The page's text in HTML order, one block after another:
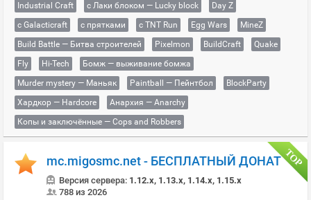
Industrial Craft
с Лаки блоком — Lucky block
Day Z
с Galacticraft
с прятками с TNT Run Egg Wars
MineZ
Build Battle — Битва строителей
Pixelmon BuildCraft
Quake
Fly
Hi-Tech
Бомж — выживание бомжа
Murder mystery — Маньяк
Paintball — Пейнтбол
BlockParty
Хардкор — Hardcore
Анархия — Anarchy
Копы и заключённые — Cops and Robbers
mc.migosmc.net - БЕСПЛАТНЫЙ ДОНАТ
Версия сервера: 1.12.x, 1.13.x, 1.14.x, 1.15.x
788 из 2026